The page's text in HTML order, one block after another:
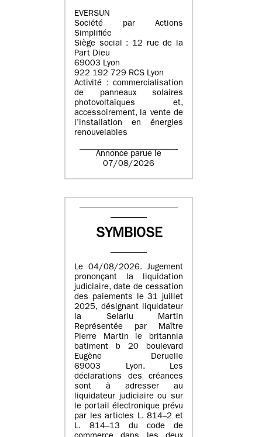
EVERSUN
Société par Actions
Simplifiée
Siège social : 12 rue de la
Part Dieu
69003 Lyon
922 192 729 RCS Lyon
Activité : commercialisation
de panneaux solaires
photovoltaïques et,
accessoirement, la vente de
l’installation en énergies
renouvelables
Annonce parue le
07/08/2026
SYMBIOSE
Le 04/08/2026. Jugement
prononçant la liquidation
judiciaire, date de cessation
des paiements le 31 juillet
2025, désignant liquidateur
la Selarlu Martin
Représentée par Maître
Pierre Martin le britannia
batiment b 20 boulevard
Eugène Deruelle
69003 Lyon. Les
déclarations des créances
sont à adresser au
liquidateur judiciaire ou sur
le portail électronique prévu
par les articles L. 814–2 et
L. 814–13 du code de